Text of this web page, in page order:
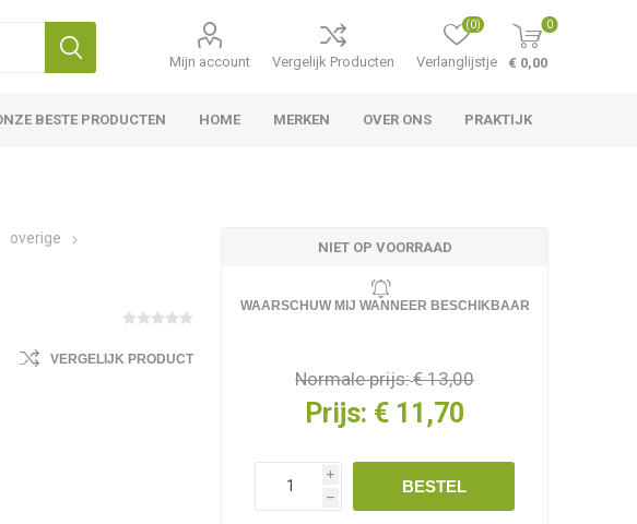
Mijn account Vergelijk Producten Verlanglijstje
(0) 0
€ 0,00
BESTE PRODUCTEN HOME MERKEN OVER ONS PRAKTIJK
overige
VERGELIJK PRODUCT
NIET OP VOORRAAD
WAARSCHUW MIJ WANNEER BESCHIKBAAR
Normale prijs:€ 13,00
Prijs: € 11,70
i
h
BESTEL